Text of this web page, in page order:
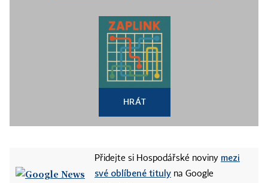
HRÁT
Přidejte si Hospodářské noviny mezi
své oblíbené tituly na Google